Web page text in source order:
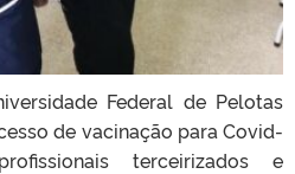
Federal de Pelotas
de vacinação para Covid-
terceirizados e